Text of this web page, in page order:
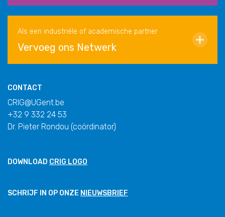
Als een industriële of academische partner
Vervoeg ons Netwerk
CONTACT
CRIG@UGent.be
+32 9 332 24 53
Dr. Pieter Rondou (coördinator)
DOWNLOAD CRIG LOGO
SCHRIJF IN OP ONZE NIEUWSBRIEF